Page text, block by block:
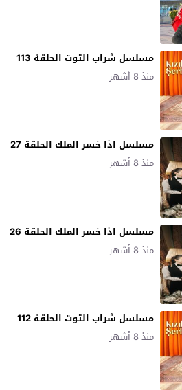
مسلسل شراب التوت الحلقة 113
منذ 8 أشهر
مسلسل اذا خسر الملك الحلقة 27
منذ 8 أشهر
مسلسل اذا خسر الملك الحلقة 26
منذ 8 أشهر
مسلسل شراب التوت الحلقة 112
منذ 8 أشهر